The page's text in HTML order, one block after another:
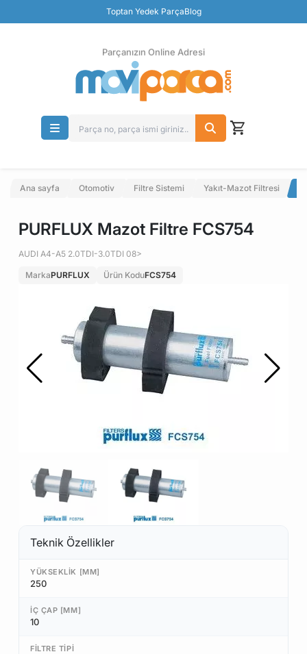
Toptan Yedek ParçaBlog
Ücretsiz İade
Parçanızın Online Adresi
Ana sayfa Otomotiv Filtre Sistemi Yakıt-Mazot Filtresi
PURFLUX Mazot Filtre FCS754
AUDI A4-A5 2.0TDI-3.0TDI 08>
MarkaPURFLUX Ürün KoduFCS754
Teknik Özellikler
YÜKSEKLIK [MM]
250
İÇ ÇAP [MM]
10
FILTRE TIPI